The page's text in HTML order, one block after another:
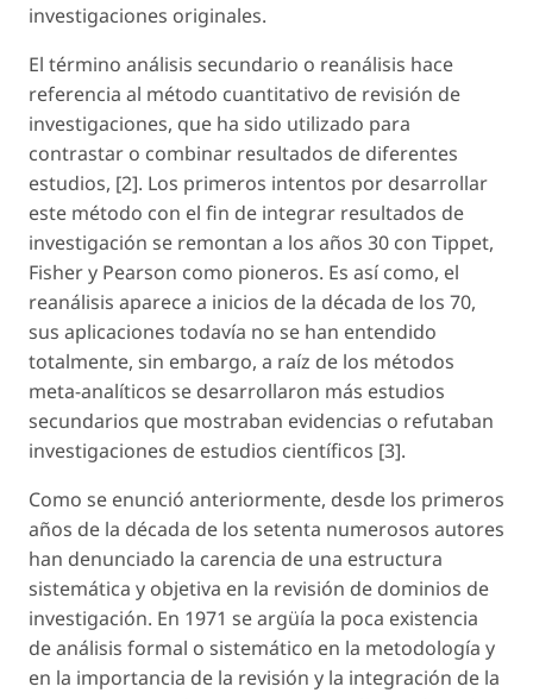
investigaciones originales.
El término análisis secundario o reanálisis hace
referencia al método cuantitativo de revisión de
investigaciones, que ha sido utilizado para
contrastar o combinar resultados de diferentes
estudios, [2]. Los primeros intentos por desarrollar
este método con el fin de integrar resultados de
investigación se remontan a los años 30 con Tippet,
Fisher y Pearson como pioneros. Es así como, el
reanálisis aparece a inicios de la década de los 70,
sus aplicaciones todavía no se han entendido
totalmente, sin embargo, a raíz de los métodos
meta-analíticos se desarrollaron más estudios
secundarios que mostraban evidencias o refutaban
investigaciones de estudios científicos [3].
Como se enunció anteriormente, desde los primeros
años de la década de los setenta numerosos autores
han denunciado la carencia de una estructura
sistemática y objetiva en la revisión de dominios de
investigación. En 1971 se argüía la poca existencia
de análisis formal o sistemático en la metodología y
en la importancia de la revisión y la integración de la